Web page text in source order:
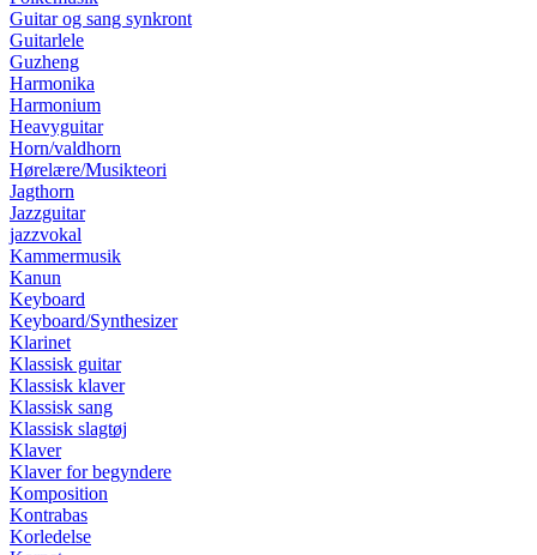
Guitar og sang synkront
Guitarlele
Guzheng
Harmonika
Harmonium
Heavyguitar
Horn/valdhorn
Hørelære/Musikteori
Jagthorn
Jazzguitar
jazzvokal
Kammermusik
Kanun
Keyboard
Keyboard/Synthesizer
Klarinet
Klassisk guitar
Klassisk klaver
Klassisk sang
Klassisk slagtøj
Klaver
Klaver for begyndere
Komposition
Kontrabas
Korledelse